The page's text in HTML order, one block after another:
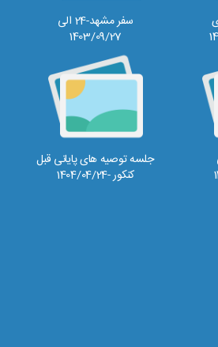
سفر مشهد-24 الی
1403/09/27
جلسه توصیه های پایانی قبل
کنکور -1404/04/24